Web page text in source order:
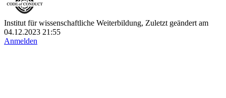
Institut für wissenschaftliche Weiterbildung, Zuletzt geändert am
04.12.2023 21:55
Anmelden